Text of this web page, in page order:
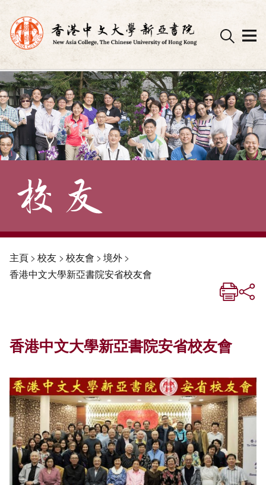
Skip
to
content
主頁> 校友 > 校友會 > 境外>
香港中文大學新亞書院安省校友會
香港中文大學新亞書院安省校友會